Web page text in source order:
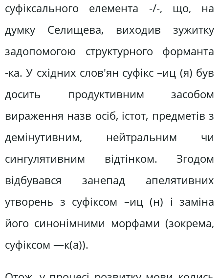
суфіксального елемента -/-, що, на
думку Селищева, виходив зужитку
задопомогою структурного форманта
-ка. У східних слов'ян суфікс –иц (я) був
досить продуктивним засобом
вираження назв осіб, істот, предметів з
демінутивним, нейтральним чи
сингулятивним відтінком. Згодом
відбувався занепад апелятивних
утворень з суфіксом –иц (н) і заміна
його синонімними морфами (зокрема,
суфіксом —к(а)).